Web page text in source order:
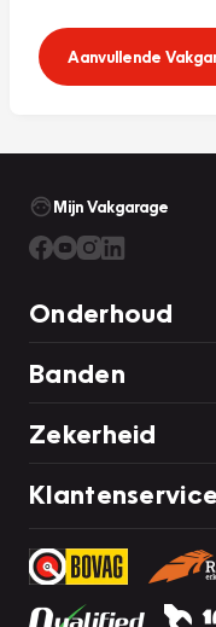
Aanvullende
Mijn Vakgarage
Onderhoud
Banden
Zekerheid
Klantenservice